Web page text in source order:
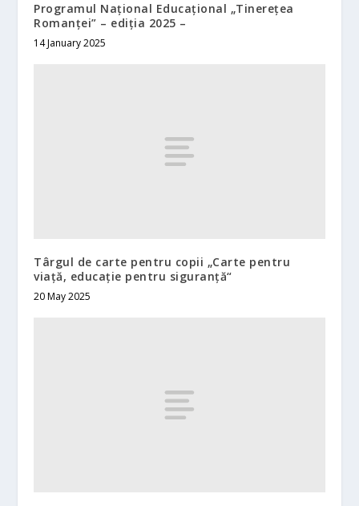
Programul Național Educațional „Tinerețea
Romanței” – ediția 2025 –
14 January 2025
Târgul de carte pentru copii „Carte pentru
viață, educație pentru siguranță“
20 May 2025